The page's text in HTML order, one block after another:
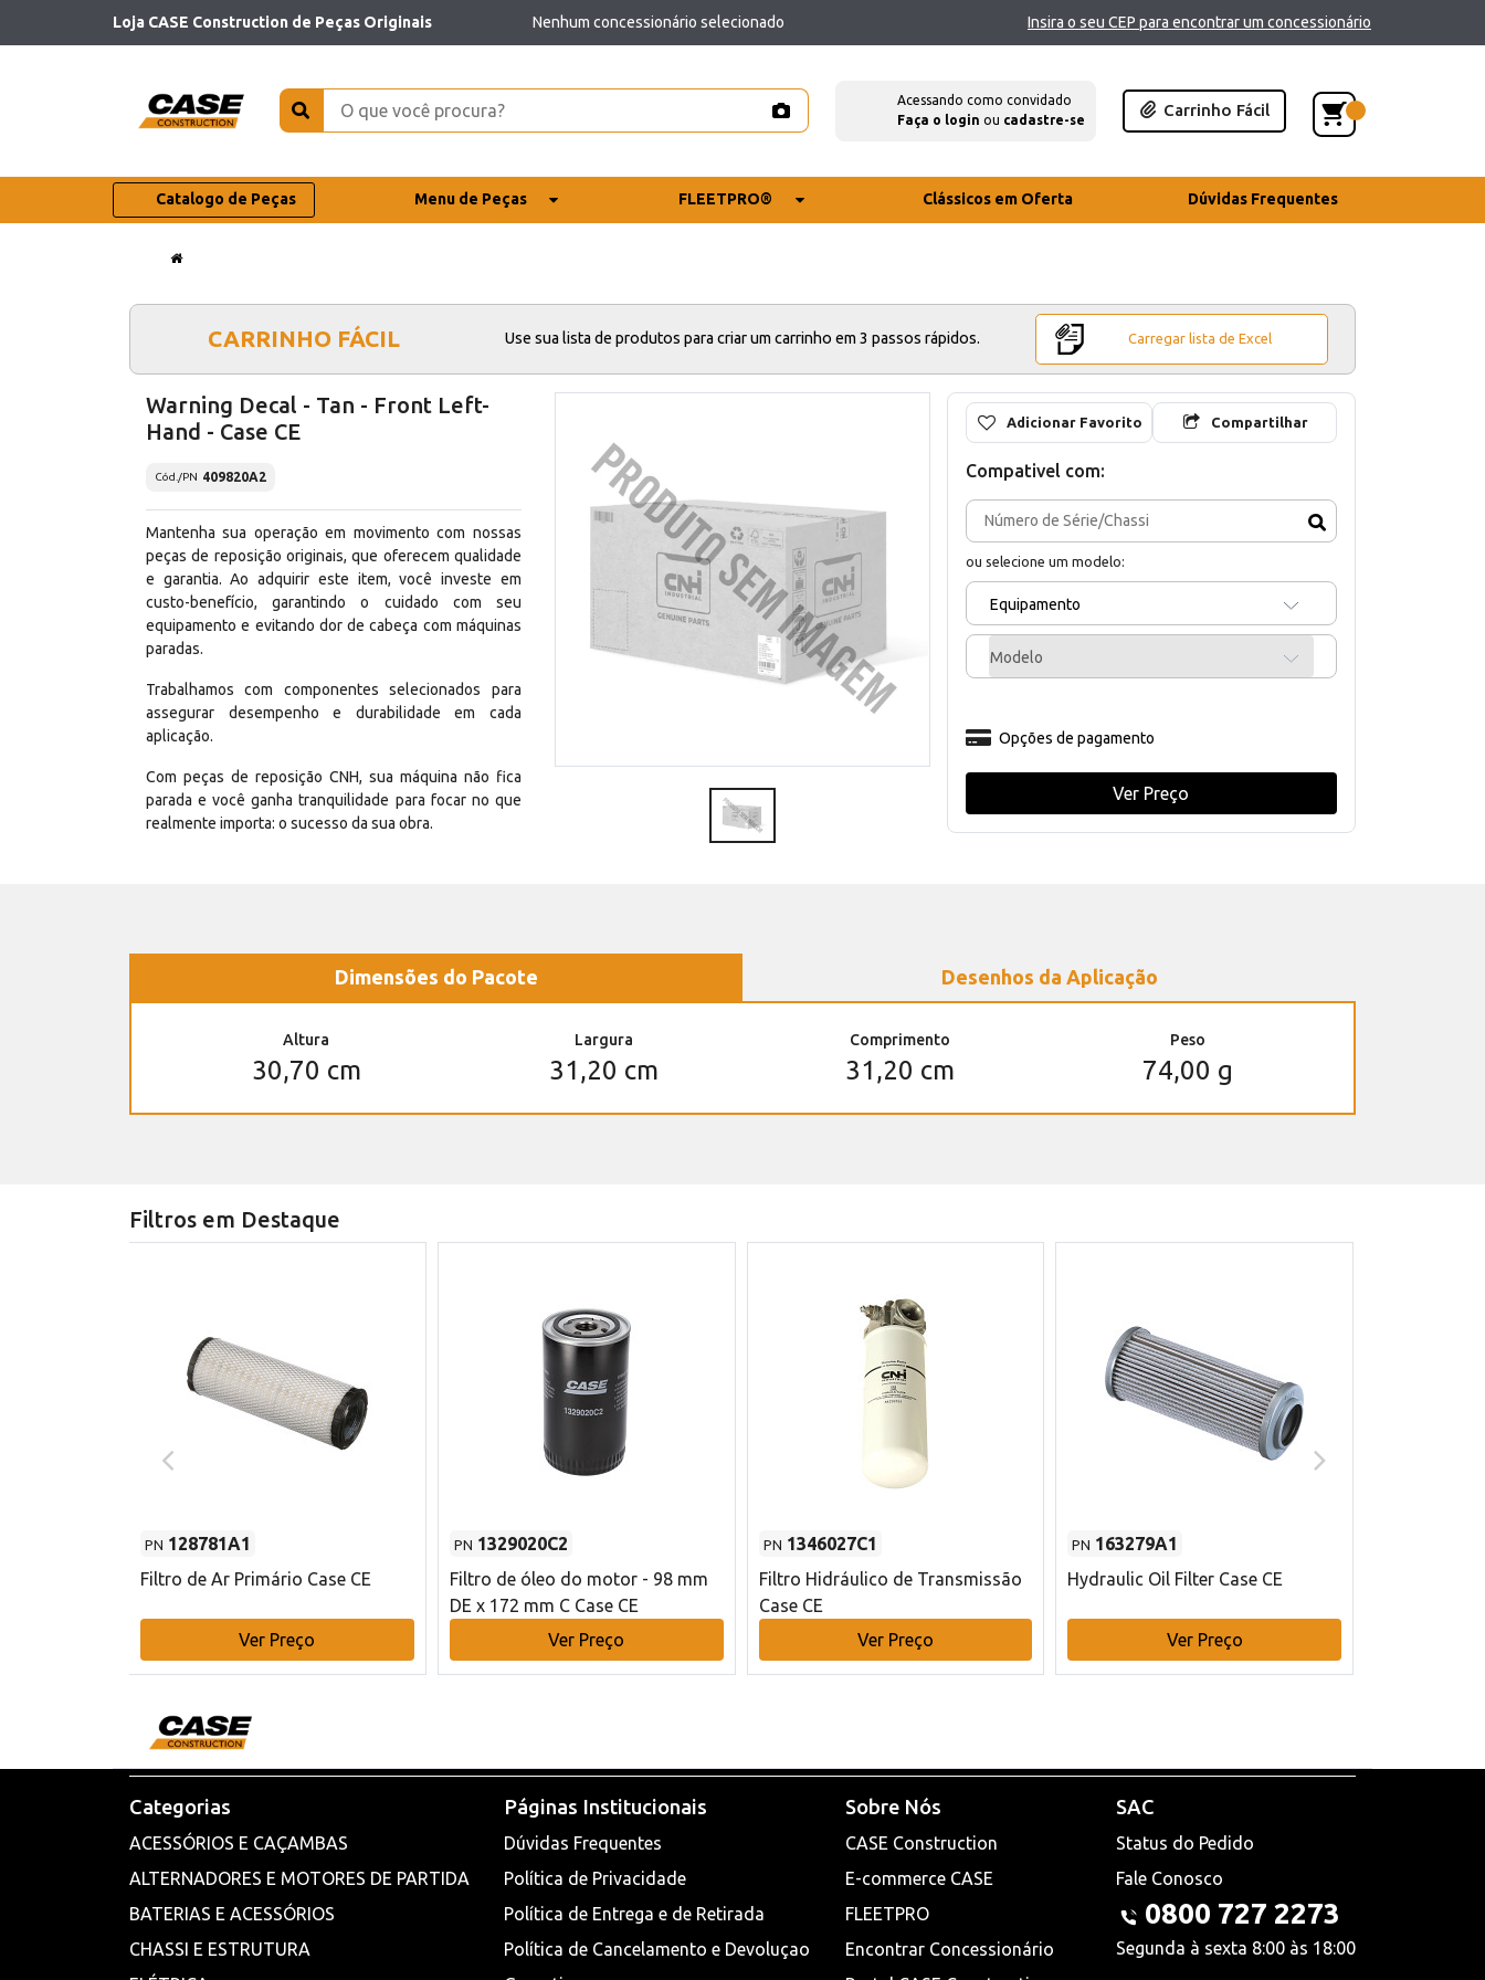
Loja CASE Construction de Peças Originais Nenhum concessionário selecionado Insira o seu CEP para encontrar um concessionário
Acessando como convidado
Faça o login ou cadastre-se
Carrinho Fácil
Catalogo de Peças Menu de Peças FLEETPRO® Clássicos em Oferta Dúvidas Frequentes
CARRINHO FÁCIL Use sua lista de produtos para criar um carrinho em 3 passos rápidos. Carregar lista de Excel
Warning Decal - Tan - Front Left-
Hand - Case CE
Cód./PN 409820A2
Mantenha sua operação em movimento com nossas
peças de reposição originais, que oferecem qualidade
e garantia. Ao adquirir este item, você investe em
custo-benefício, garantindo o cuidado com seu
equipamento e evitando dor de cabeça com máquinas
paradas.
Trabalhamos com componentes selecionados para
assegurar desempenho e durabilidade em cada
aplicação.
Com peças de reposição CNH, sua máquina não fica
parada e você ganha tranquilidade para focar no que
realmente importa: o sucesso da sua obra.
Adicionar Favorito Compartilhar
Compativel com:
ou selecione um modelo:
Equipamento
Modelo
Opções de pagamento
Ver Preço
Dimensões do Pacote Desenhos da Aplicação
Altura
30,70 cm
Largura
31,20 cm
Comprimento
31,20 cm
Peso
74,00 g
Filtros em Destaque
PN 128781A1
Filtro de Ar Primário Case CE
Ver Preço
PN 1329020C2
Filtro de óleo do motor - 98 mm
DE x 172 mm C Case CE
Ver Preço
PN 1346027C1
Filtro Hidráulico de Transmissão
Case CE
Ver Preço
PN 163279A1
Hydraulic Oil Filter Case CE
Ver Preço
Categorias
ACESSÓRIOS E CAÇAMBAS
ALTERNADORES E MOTORES DE PARTIDA
BATERIAS E ACESSÓRIOS
CHASSI E ESTRUTURA
Páginas Institucionais
Dúvidas Frequentes
Política de Privacidade
Política de Entrega e de Retirada
Política de Cancelamento e Devoluçao
Sobre Nós
CASE Construction
E-commerce CASE
FLEETPRO
Encontrar Concessionário
SAC
Status do Pedido
Fale Conosco
0800 727 2273
Segunda à sexta 8:00 às 18:00